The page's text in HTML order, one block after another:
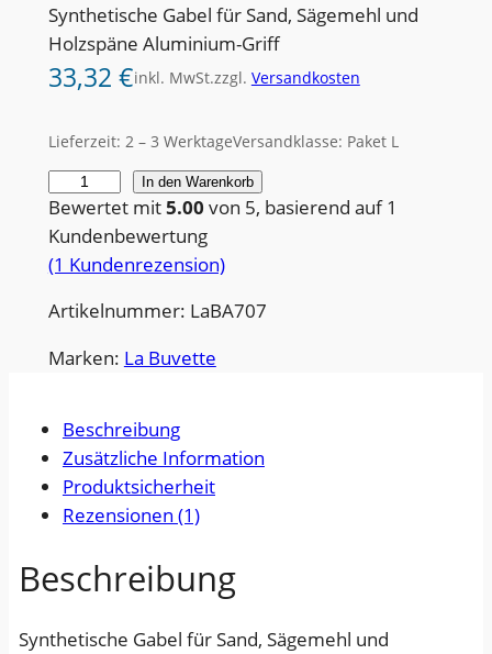
Synthetische Gabel für Sand, Sägemehl und
Holzspäne Aluminium-Griff
33,32 €inkl. MwSt.zzgl. Versandkosten
Lieferzeit: 2 – 3 WerktageVersandklasse: Paket L
u
n
s
s
t
f
g
a
b
l
u
In den Warenkorb
Bewertet mit5.00 von 5, basierend auf1
Kundenbewertung
(1 Kundenrezension)
Artikelnummer: LaBA707
Marken: La Buvette
Beschreibung
Zusätzliche Information
Produktsicherheit
Rezensionen (1)
Beschreibung
Synthetische Gabel für Sand, Sägemehl und